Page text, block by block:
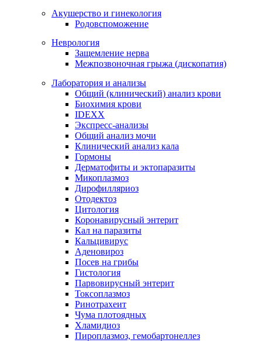
Акушерство и гинекология
Родовспоможение
Неврология
Защемление нерва
Межпозвоночная грыжа (дископатия)
Лаборатория и анализы
Общий (клинический) анализ крови
Биохимия крови
IDEXX
Экспресс-анализы
Общий анализ мочи
Клинический анализ кала
Гормоны
Дерматофиты и эктопаразиты
Микоплазмоз
Дирофилляриоз
Отодектоз
Цитология
Коронавирусный энтерит
Кал на паразиты
Кальцивирус
Аденовироз
Посев на грибы
Гистология
Парвовирусный энтерит
Токсоплазмоз
Ринотрахеит
Чума плотоядных
Хламидиоз
Пироплазмоз, гемобартонеллез